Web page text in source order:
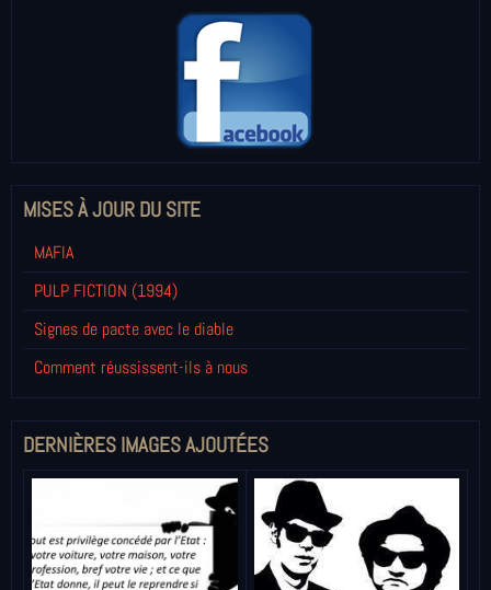
MISES À JOUR DU SITE
MAFIA
PULP FICTION (1994)
Signes de pacte avec le diable
Comment réussissent-ils à nous
DERNIÈRES IMAGES AJOUTÉES